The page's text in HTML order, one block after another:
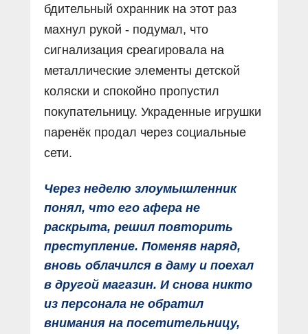
бдительный охранник на этот раз
махнул рукой - подумал, что
сигнализация среагировала на
металлические элементы детской
коляски и спокойно пропустил
покупательницу. Украденные игрушки
паренёк продал через социальные
сети.
Через неделю злоумышленник
понял, что его афера не
раскрыта, решил повторить
преступление. Поменяв наряд,
вновь облачился в даму и поехал
в другой магазин. И снова никто
из персонала не обратил
внимания на посетительницу,